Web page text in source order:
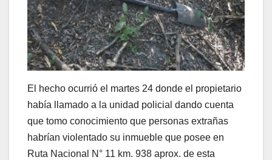
El hecho ocurrió el martes 24 donde el propietario
había llamado a la unidad policial dando cuenta
que tomo conocimiento que personas extrañas
habrían violentado su inmueble que posee en
Ruta Nacional N° 11 km. 938 aprox. de esta